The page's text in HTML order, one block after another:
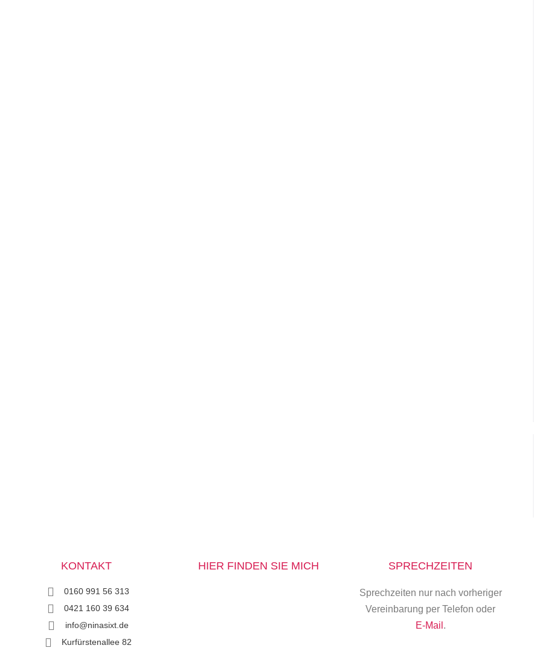
KONTAKT
0160 991 56 313
0421 160 39 634
info@ninasixt.de
Kurfürstenallee 82
HIER FINDEN SIE MICH SPRECHZEITEN
Sprechzeiten nur nach vorheriger
Vereinbarung per Telefon oder
E-Mail .